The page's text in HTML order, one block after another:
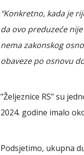
"Konkretno, kada je
da ovo preduzeće
nema zakonskog
obaveze po osnovu
"Željeznice RS" su
2024. godine imalo
Podsjetimo, ukupna